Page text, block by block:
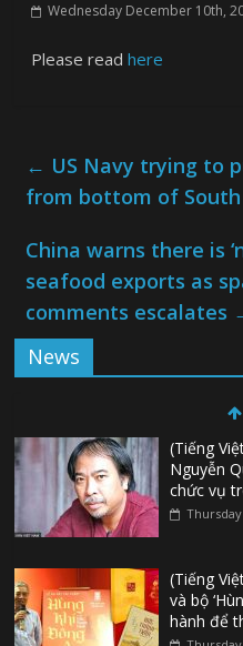
Wednesday December 10th,
Please readhere
← US Navy trying to
from bottom of South
China warns there is
seafood exports as
comments escalates
News
(Tiếng
Nguyễn
chức vụ
(Tiếng
và bộ
hành để